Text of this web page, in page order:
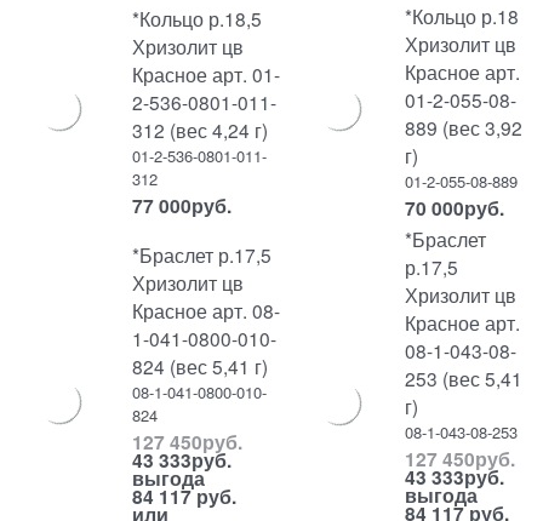
*Кольцо р.18,5
Хризолит цв
Красное арт. 01-
2-536-0801-011-
312 (вес 4,24 г)
01-2-536-0801-011-
312
77 000руб.
*Кольцо р.18
Хризолит цв
Красное арт.
01-2-055-08-
889 (вес 3,92
г)
01-2-055-08-889
70 000руб.
*Браслет р.17,5
Хризолит цв
Красное арт. 08-
1-041-0800-010-
824 (вес 5,41 г)
08-1-041-0800-010-
824
127 450руб.
43 333руб.
выгода
84 117 руб.
или
*Браслет
р.17,5
Хризолит цв
Красное арт.
08-1-043-08-
253 (вес 5,41
г)
08-1-043-08-253
127 450руб.
43 333руб.
выгода
84 117 руб.